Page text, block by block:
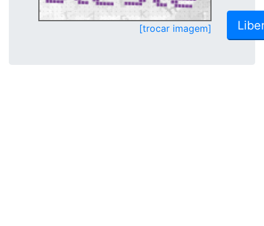
[trocar imagem]